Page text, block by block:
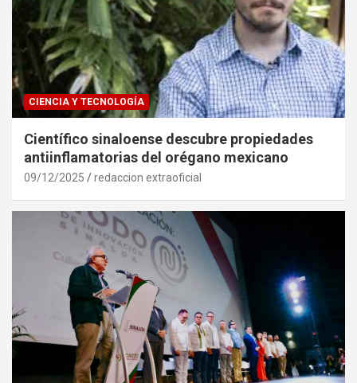
CIENCIA Y TECNOLOGÍA
Científico sinaloense descubre propiedades
antiinflamatorias del orégano mexicano
09/12/2025 redaccion extraoficial